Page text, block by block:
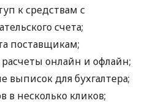
к средствам с
счета;
поставщикам;
онлайн и офлайн;
выписок для бухгалтера;
в несколько кликов;